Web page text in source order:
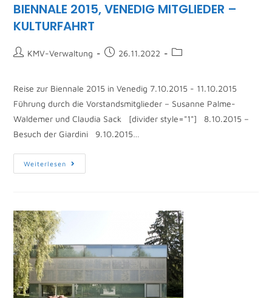
BIENNALE 2015, VENEDIG MITGLIEDER –
KULTURFAHRT
KMV-Verwaltung 26.11.2022
Reise zur Biennale 2015 in Venedig 7.10.2015 - 11.10.2015
Führung durch die Vorstandsmitglieder – Susanne Palme-
Waldemer und Claudia Sack [divider style="1"] 8.10.2015 –
Besuch der Giardini 9.10.2015…
Weiterlesen